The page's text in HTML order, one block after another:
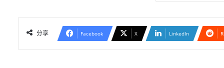
分享 Facebook X LinkedIn